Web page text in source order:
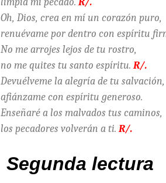
Oh, Dios, crea en mí un corazón puro,
renuévame por dentro con espíritu
No me arrojes lejos de tu rostro,
no me quites tu santo espíritu. R/.
Devuélveme la alegría de tu salvación,
afiánzame con espíritu generoso.
Enseñaré a los malvados tus caminos,
los pecadores volverán a ti. R/.
Segunda lectura